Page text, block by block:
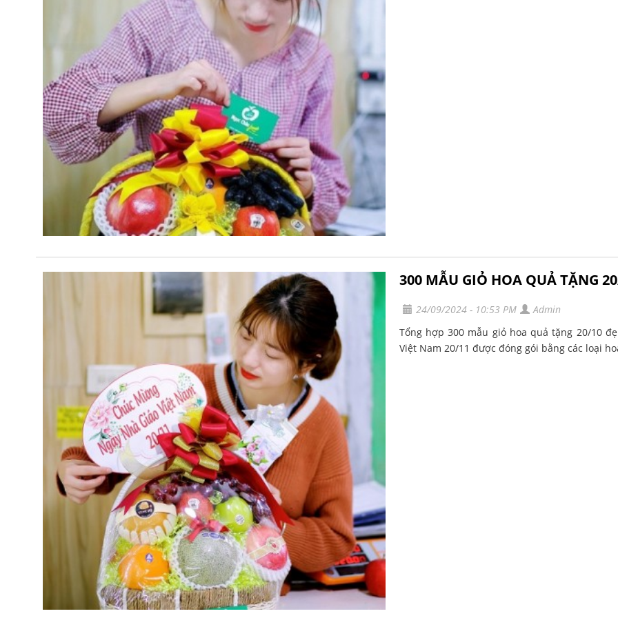
300 MẪU GIỎ HOA QUẢ TẶNG
24/09/2024 - 10:53 PM
Admin
Tổng hợp 300 mẫu giỏ hoa quả tặng 20/10
Việt Nam 20/11 được đóng gói bằng các loại